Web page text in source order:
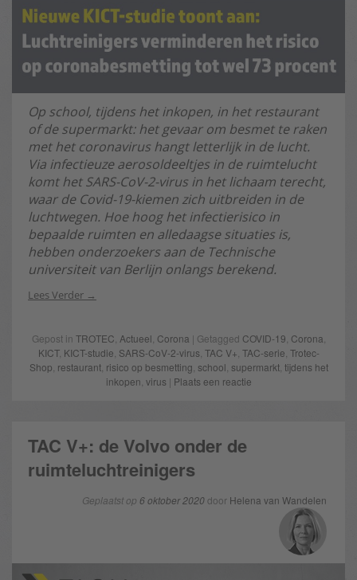
Op school, tijdens het inkopen, in het restaurant
of de supermarkt: het gevaar om besmet te raken
met het coronavirus hangt letterlijk in de lucht.
Via infectieuze aerosoldeeltjes in de ruimtelucht
komt het SARS-CoV-2-virus in het lichaam terecht,
waar de Covid-19-kiemen zich uitbreiden in de
luchtwegen. Hoe hoog het infectierisico in
bepaalde ruimten en alledaagse situaties is,
hebben onderzoekers aan de Technische
universiteit van Berlijn onlangs berekend.
Lees Verder
Gepost in TROTEC Actueel Corona | Getagged COVID-19 Corona
KICT, KICT-studie SARS-CoV-2-virus TAC V+ TAC-serie Trotec-
Shop restaurant, risico op besmetting school supermarkt, tijdens het
inkopen virus | Plaats een reactie
TAC V+: de Volvo onder de
ruimteluchtreinigers
Geplaatst op 6 oktober 2020door Helena van Wandelen